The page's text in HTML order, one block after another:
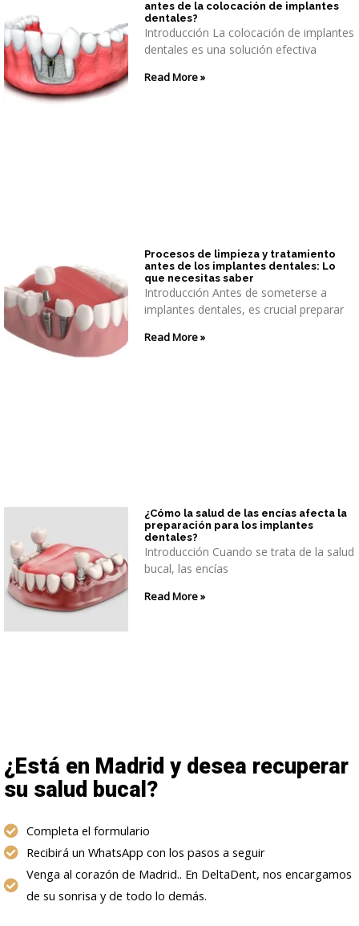
antes de la colocación de implantes
dentales?
Introducción La colocación de implantes
dentales es una solución efectiva
Read More »
Procesos de limpieza y tratamiento
antes de los implantes dentales: Lo
que necesitas saber
Introducción Antes de someterse a
implantes dentales, es crucial preparar
Read More »
¿Cómo la salud de las encías afecta la
preparación para los implantes
dentales?
Introducción Cuando se trata de la salud
bucal, las encías
Read More »
¿Está en Madrid y desea recuperar
su salud bucal?
Completa el formulario
Recibirá un WhatsApp con los pasos a seguir
Venga al corazón de Madrid.. En DeltaDent, nos encargamos
de su sonrisa y de todo lo demás.